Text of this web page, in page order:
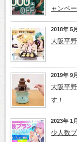
ャンペ
2018年 5
大阪平
2019年 9
大阪平
す！
2023年 1
少人数